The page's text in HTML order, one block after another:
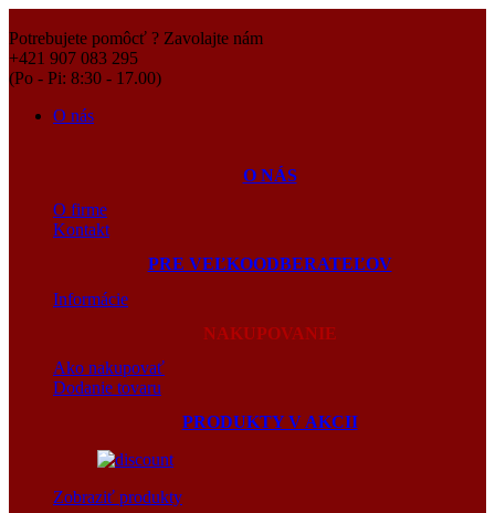
Potrebujete pomôcť ? Zavolajte nám
+421 907 083 295
(Po - Pi: 8:30 - 17.00)
O nás
O NÁS
O firme
Kontakt
PRE VEĽKOODBERATEĽOV
Informácie
NAKUPOVANIE
Ako nakupovať
Dodanie tovaru
PRODUKTY V AKCII
Zobraziť produkty